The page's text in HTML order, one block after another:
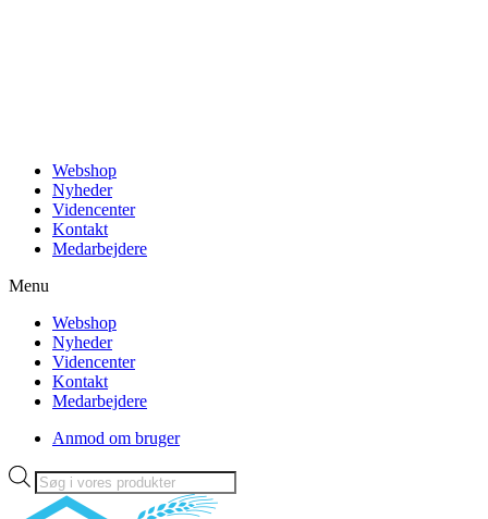
Webshop
Nyheder
Videncenter
Kontakt
Medarbejdere
Menu
Webshop
Nyheder
Videncenter
Kontakt
Medarbejdere
Anmod om bruger
Products
search